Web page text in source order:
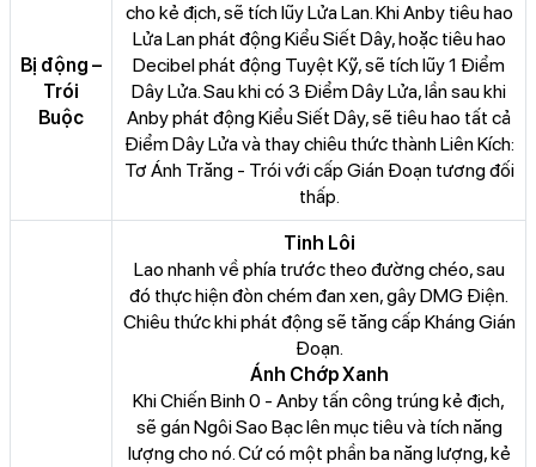
Bị động –
Trói
Buộc
cho kẻ địch, sẽ tích lũy Lửa Lan. Khi Anby tiêu hao
Lửa Lan phát động Kiểu Siết Dây, hoặc tiêu hao
Decibel phát động Tuyệt Kỹ, sẽ tích lũy 1 Điểm
Dây Lửa. Sau khi có 3 Điểm Dây Lửa, lần sau khi
Anby phát động Kiểu Siết Dây, sẽ tiêu hao tất cả
Điểm Dây Lửa và thay chiêu thức thành Liên Kích:
Tơ Ánh Trăng - Trói với cấp Gián Đoạn tương đối
thấp.
Tinh Lôi
Lao nhanh về phía trước theo đường chéo, sau
đó thực hiện đòn chém đan xen, gây DMG Điện.
Chiêu thức khi phát động sẽ tăng cấp Kháng Gián
Đoạn.
Ánh Chớp Xanh
Khi Chiến Binh 0 - Anby tấn công trúng kẻ địch,
sẽ gán Ngôi Sao Bạc lên mục tiêu và tích năng
lượng cho nó. Cứ có một phần ba năng lượng, kẻ